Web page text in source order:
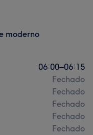
moderno
06:00–06:15
Fechado
Fechado
Fechado
Fechado
Fechado